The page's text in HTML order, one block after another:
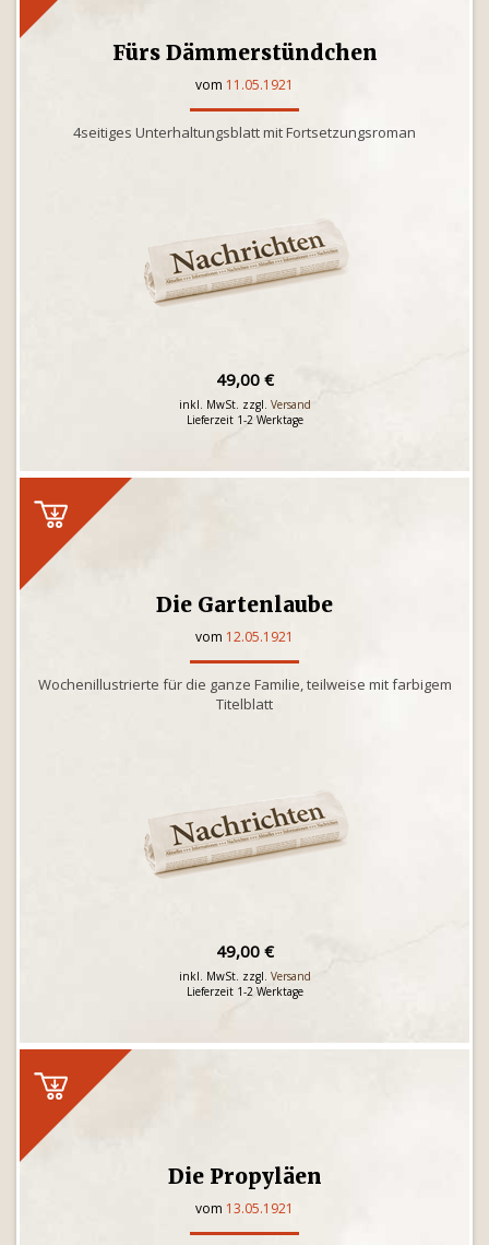
Fürs Dämmerstündchen
vom 11.05.1921
4seitiges Unterhaltungsblatt mit Fortsetzungsroman
49,00 €
inkl. MwSt. zzgl. Versand
Lieferzeit 1-2 Werktage
Die Gartenlaube
vom 12.05.1921
Wochenillustrierte für die ganze Familie, teilweise mit farbigem
Titelblatt
49,00 €
inkl. MwSt. zzgl. Versand
Lieferzeit 1-2 Werktage
Die Propyläen
vom 13.05.1921